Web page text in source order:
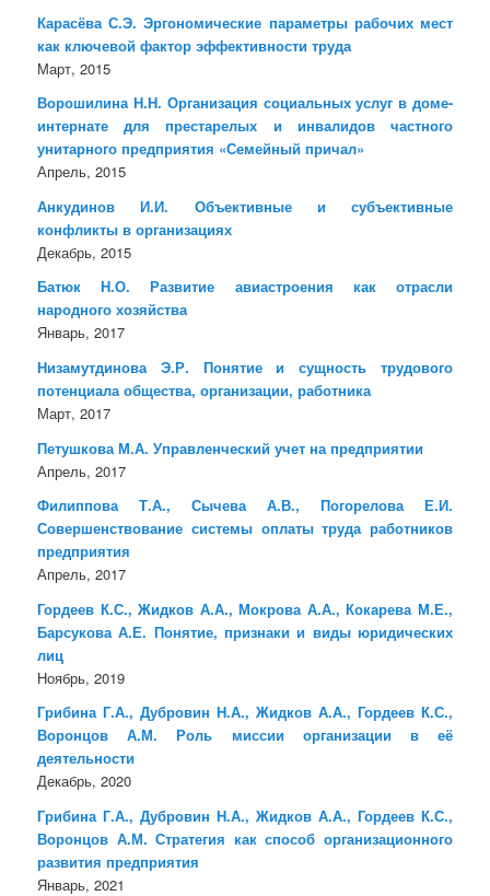
Карасёва С.Э. Эргономические параметры рабочих мест
как ключевой фактор эффективности труда
Март, 2015
Ворошилина Н.Н. Организация социальных услуг в доме-
интернате для престарелых и инвалидов частного
унитарного предприятия «Семейный причал»
Апрель, 2015
Анкудинов И.И. Объективные и субъективные
конфликты в организациях
Декабрь, 2015
Батюк Н.О. Развитие авиастроения как отрасли
народного хозяйства
Январь, 2017
Низамутдинова Э.Р. Понятие и сущность трудового
потенциала общества, организации, работника
Март, 2017
Петушкова М.А. Управленческий учет на предприятии
Апрель, 2017
Филиппова Т.А., Сычева А.В., Погорелова Е.И.
Совершенствование системы оплаты труда работников
предприятия
Апрель, 2017
Гордеев К.С., Жидков А.А., Мокрова А.А., Кокарева М.Е.,
Барсукова А.Е. Понятие, признаки и виды юридических
лиц
Ноябрь, 2019
Грибина Г.А., Дубровин Н.А., Жидков А.А., Гордеев К.С.,
Воронцов А.М. Роль миссии организации в её
деятельности
Декабрь, 2020
Грибина Г.А., Дубровин Н.А., Жидков А.А., Гордеев К.С.,
Воронцов А.М. Стратегия как способ организационного
развития предприятия
Январь, 2021